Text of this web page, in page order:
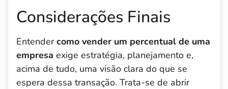
Considerações Finais
Entendercomo vender um percentual de uma
empresa exige estratégia, planejamento e,
acima de tudo, uma visão clara do que se
espera dessa transação. Trata-se de abrir